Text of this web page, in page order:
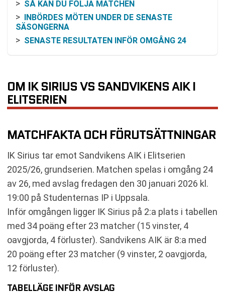
SÅ KAN DU FÖLJA MATCHEN
INBÖRDES MÖTEN UNDER DE SENASTE
SÄSONGERNA
SENASTE RESULTATEN INFÖR OMGÅNG 24
VANLIGA FRÅGOR OM IK SIRIUS VS SANDVIKENS
AIK
SENASTE RESULTAT SANDVIKENS AIK
RESULTAT INBÖRDES MÖTEN
TABELL
RELATERADE NYHETER
OM IK SIRIUS VS SANDVIKENS AIK I
ELITSERIEN
MATCHFAKTA OCH FÖRUTSÄTTNINGAR
IK Sirius tar emot Sandvikens AIK i Elitserien
2025/26, grundserien. Matchen spelas i omgång 24
av 26, med avslag fredagen den 30 januari 2026 kl.
19:00 på Studenternas IP i Uppsala.
Inför omgången ligger IK Sirius på 2:a plats i tabellen
med 34 poäng efter 23 matcher (15 vinster, 4
oavgjorda, 4 förluster). Sandvikens AIK är 8:a med
20 poäng efter 23 matcher (9 vinster, 2 oavgjorda,
12 förluster).
TABELLÄGE INFÖR AVSLAG